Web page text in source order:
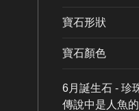
寶石形狀
寶石顏色
6月誕生石 - 珍
傳說中是人魚